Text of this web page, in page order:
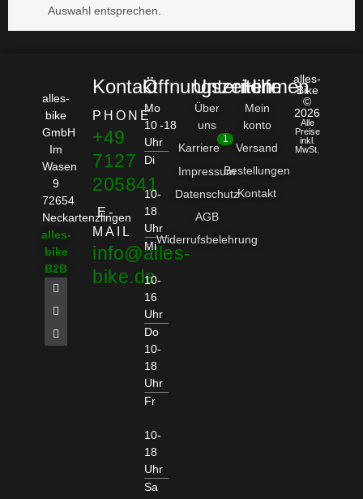
Auswahl entsprechen.
alles-
bike
GmbH
Im
Wasen
9
72654
Neckartenzlingen
alles-
bike
B2B
Kontakt
PHONE
+49
7127
205841
E-
MAIL
info@alles-
bike.de
Öffnungszeiten
Mo
10 -18
Uhr
Di
10-
18
Uhr
Mi
10-
16
Uhr
Do
10-
18
Uhr
Fr
10-
18
Uhr
Sa
Unternehmen
Über
uns
Karriere
1
Impressum
Datenschutz
AGB
Widerrufsbelehrung
Hilfe
Mein
konto
Versand
Bestellungen
Kontakt
alles-
Bike
©
2026
Alle
Preise
inkl.
MwSt.